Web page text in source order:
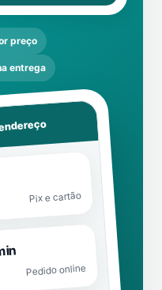
preço
entrega
Pix e cartão
Pedido online